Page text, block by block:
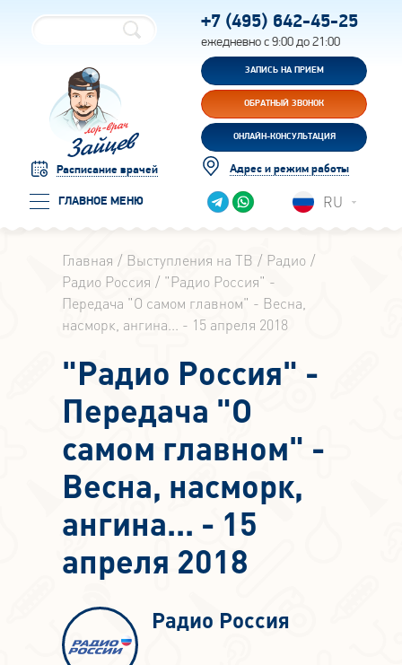
Расписание врачей
ГЛАВНОЕ МЕНЮ
+7 (495) 642-45-25
ежедневно с 9:00 до 21:00
ЗАПИСЬ НА ПРИЕМ
ОБРАТНЫЙ ЗВОНОК
ОНЛАЙН-КОНСУЛЬТАЦИЯ
Адрес и режим работы
RU
Главная Выступления на ТВ
Радио
Радио Россия
"Радио Россия" -
Передача "О самом главном" - Весна,
насморк, ангина... - 15 апреля 2018
"Радио Россия" -
Передача "О
самом главном" -
Весна, насморк,
ангина... - 15
апреля 2018
Радио Россия